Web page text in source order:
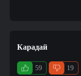
Карадай
59 19